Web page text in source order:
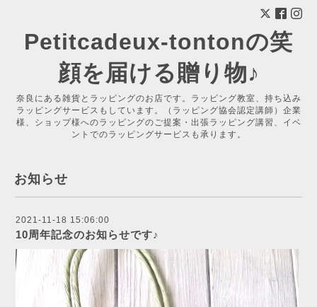
Petitcadeux-tontonの笑
顔を届ける贈り物♪
奈良にある雑貨とラッピングのお店です。ラッピング教室、持ち込み
ラッピングサービスもしています。（ラッピング協会認定講師）企業
様、ショップ様へのラッピングのご提案・出張ラッピング講習、イベ
ントでのラッピングサービスも承ります。
お知らせ
2021-11-18 15:06:00
10周年記念のお知らせです♪